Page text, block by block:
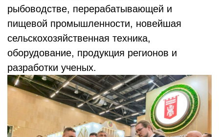
рыбоводстве, перерабатывающей и
пищевой промышленности, новейшая
сельскохозяйственная техника,
оборудование, продукция регионов и
разработки ученых.